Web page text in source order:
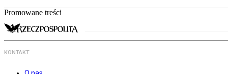
Promowane treści
KONTAKT